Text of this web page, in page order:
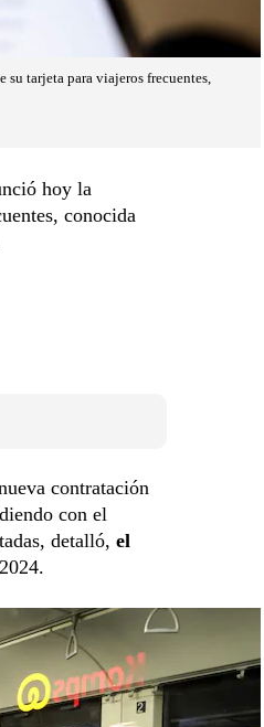
tarjeta para viajeros frecuentes,
hoy la
conocida
contratación
con el
detalló, el